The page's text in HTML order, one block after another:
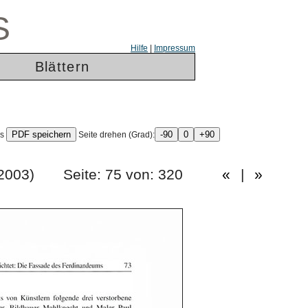
Hilfe Impressum
Blättern
Seite drehen (Grad):
2003) Seite: 75 von: 320 « | »